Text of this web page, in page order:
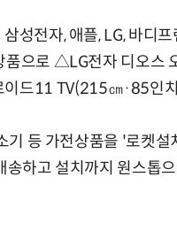
성전자, 애플, LG, 바디
으로 △LG전자 디오스
드11 TV(215㎝·85인
기 등 가전상품을 '로켓
하고 설치까지 원스톱